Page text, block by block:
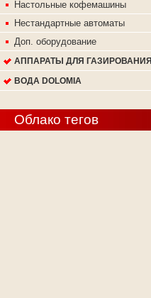
Настольные кофемашины
Нестандартные автоматы
Доп. оборудование
АППАРАТЫ ДЛЯ ГАЗИРОВАНИЯ
ВОДА DOLOMIA
Облако тегов